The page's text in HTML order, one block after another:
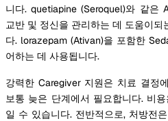
니다. quetiapine (Seroquel)와 같은
교반 및 정신을 관리하는 데 도움이
다. lorazepam (Ativan)을 포함한
어하는 데 사용됩니다.
강력한 Caregiver 지원은 치료 결정
보통 늦은 단계에서 필요합니다. 비
일 수 있습니다. 전반적으로, 처방전